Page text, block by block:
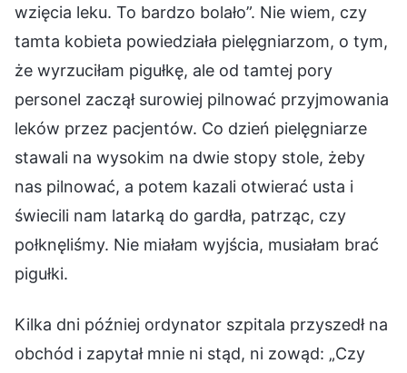
wzięcia leku. To bardzo bolało”. Nie wiem, czy
tamta kobieta powiedziała pielęgniarzom, o tym,
że wyrzuciłam pigułkę, ale od tamtej pory
personel zaczął surowiej pilnować przyjmowania
leków przez pacjentów. Co dzień pielęgniarze
stawali na wysokim na dwie stopy stole, żeby
nas pilnować, a potem kazali otwierać usta i
świecili nam latarką do gardła, patrząc, czy
połknęliśmy. Nie miałam wyjścia, musiałam brać
pigułki.
Kilka dni później ordynator szpitala przyszedł na
obchód i zapytał mnie ni stąd, ni zowąd: „Czy